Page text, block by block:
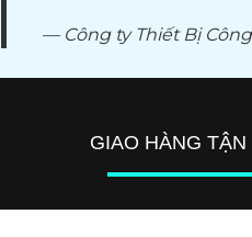
Công ty Thiết Bị
GIAO HÀNG TẬN